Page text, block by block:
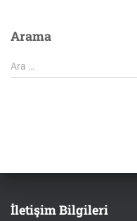
Arama
Ara …
İletişim Bilgileri